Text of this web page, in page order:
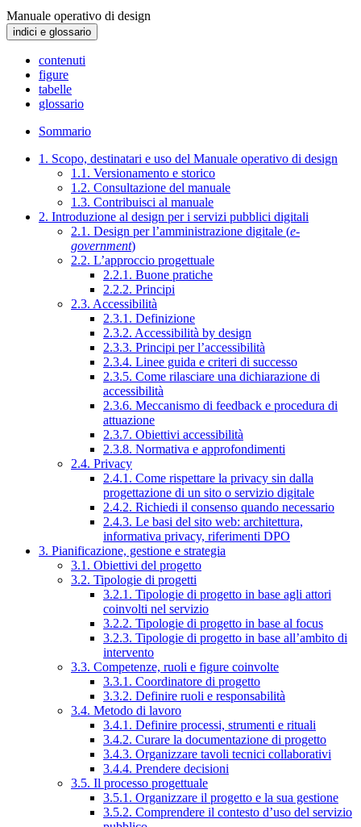
Manuale operativo di design
indici e glossario
contenuti
figure
tabelle
glossario
Sommario
1. Scopo, destinatari e uso del Manuale operativo di design
1.1. Versionamento e storico
1.2. Consultazione del manuale
1.3. Contribuisci al manuale
2. Introduzione al design per i servizi pubblici digitali
2.1. Design per l’amministrazione digitale (e-
government)
2.2. L’approccio progettuale
2.2.1. Buone pratiche
2.2.2. Principi
2.3. Accessibilità
2.3.1. Definizione
2.3.2. Accessibilità by design
2.3.3. Principi per l’accessibilità
2.3.4. Linee guida e criteri di successo
2.3.5. Come rilasciare una dichiarazione di
accessibilità
2.3.6. Meccanismo di feedback e procedura di
attuazione
2.3.7. Obiettivi accessibilità
2.3.8. Normativa e approfondimenti
2.4. Privacy
2.4.1. Come rispettare la privacy sin dalla
progettazione di un sito o servizio digitale
2.4.2. Richiedi il consenso quando necessario
2.4.3. Le basi del sito web: architettura,
informativa privacy, riferimenti DPO
3. Pianificazione, gestione e strategia
3.1. Obiettivi del progetto
3.2. Tipologie di progetti
3.2.1. Tipologie di progetto in base agli attori
coinvolti nel servizio
3.2.2. Tipologie di progetto in base al focus
3.2.3. Tipologie di progetto in base all’ambito di
intervento
3.3. Competenze, ruoli e figure coinvolte
3.3.1. Coordinatore di progetto
3.3.2. Definire ruoli e responsabilità
3.4. Metodo di lavoro
3.4.1. Definire processi, strumenti e rituali
3.4.2. Curare la documentazione di progetto
3.4.3. Organizzare tavoli tecnici collaborativi
3.4.4. Prendere decisioni
3.5. Il processo progettuale
3.5.1. Organizzare il progetto e la sua gestione
3.5.2. Comprendere il contesto d’uso del servizio